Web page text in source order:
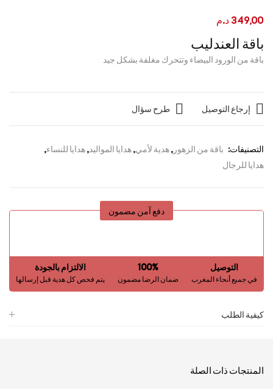
باقة العندليب
349,00د.م
باقة من الورود البيضاء وتتحرك مغلفة بشكل جيد
إرجاع التوصيل طرح سؤال
التصنيفات: باقة من الزهور ,هدية لأمي,هدايا المواليد,هدايا للنساء,
هدايا للرجال
دفع آمن مضمون
التوصيل
في جميع أنحاء المغرب
100%
ضمان الرضا مضمون
الالتزام بالجودة
يتم فحص كل هدية قبل إرسالها
كيفية الطلب
المنتجات ذات الصلة